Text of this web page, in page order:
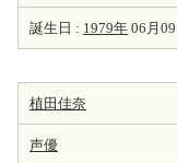
誕生日 : 1979年 06月09
植田佳奈
声優